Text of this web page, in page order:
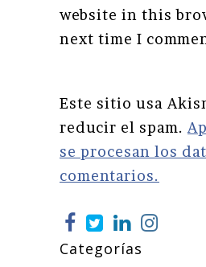
website in this
next time I
Este sitio usa
reducir el spam.
se procesan los
comentarios.
Categorías